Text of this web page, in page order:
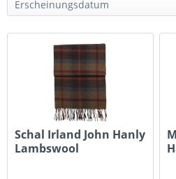
Schal Irland John Hanly
Lambswool